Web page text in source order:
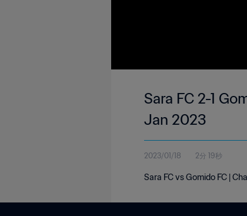
Sara FC 2-1
Jan 2023
2023/01/18 2分 19秒
Sara FC vs Gomido FC |